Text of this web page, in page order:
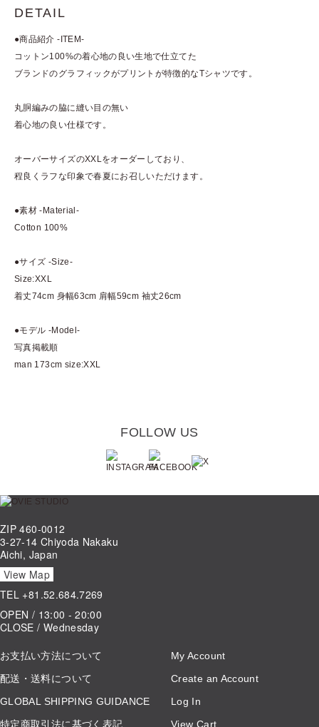
DETAIL
●商品紹介 -ITEM-
コットン100%の着心地の良い生地で仕立てた
ブランドのグラフィックがプリントが特徴的なTシャツです。
丸胴編みの脇に縫い目の無い
着心地の良い仕様です。
オーバーサイズのXXLをオーダーしており、
程良くラフな印象で春夏にお召しいただけます。
●素材 -Material-
Cotton 100%
●サイズ -Size-
Size:XXL
着丈74cm 身幅63cm 肩幅59cm 袖丈26cm
●モデル -Model-
写真掲載順
man 173cm size:XXL
FOLLOW US
ZIP 460-0012
3-27-14 Chiyoda Nakaku
Aichi, Japan
View Map
TEL +81.52.684.7269
OPEN / 13:00 - 20:00
CLOSE / Wednesday
お支払い方法について
配送・送料について
GLOBAL SHIPPING GUIDANCE
特定商取引法に基づく表記
My Account
Create an Account
Log In
View Cart